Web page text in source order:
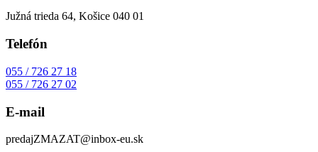
Južná trieda 64, Košice 040 01
Telefón
055 / 726 27 18
055 / 726 27 02
E-mail
predajZMAZAT@inbox-eu.sk